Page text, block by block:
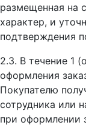
размещенная на
характер, и
подтверждения
2.3. В течение 1
оформления
Покупателю
сотрудника или
при оформлении